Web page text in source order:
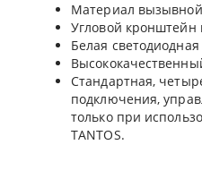
Материал
Угловой кронштейн
Белая светодиодная
Стандартная,
подключения,
только при
TANTOS.